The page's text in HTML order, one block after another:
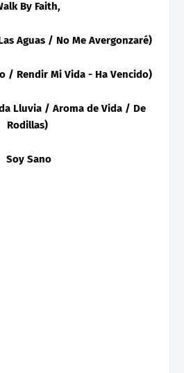
By Faith,
Aguas / No Me Avergonzaré)
/ Rendir Mi Vida - Ha Vencido)
Lluvia / Aroma de Vida / De
Rodillas)
Soy Sano